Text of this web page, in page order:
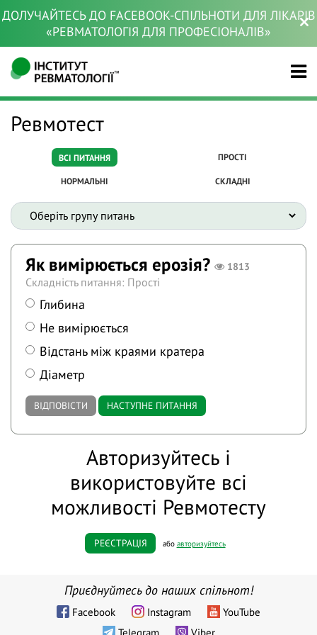
ДОЛУЧАЙТЕСЬ ДО FACEBOOK-СПІЛЬНОТИ ДЛЯ ЛІКАРІВ
«РЕВМАТОЛОГІЯ ДЛЯ ПРОФЕСІОНАЛІВ»
Ревмотест
ВСІ ПИТАННЯ ПРОСТІ
НОРМАЛЬНІ СКЛАДНІ
Як вимірюється ерозія? 1813
Складність питання: Прості
Глибина
Не вимірюється
Відстань між краями кратера
Діаметр
ВІДПОВІСТИ НАСТУПНЕ ПИТАННЯ
Авторизуйтесь і
використовуйте всі
можливості Ревмотесту
РЕЄСТРАЦІЯ або авторизуйтесь
Приєднуйтесь до наших спільнот!
Facebook Instagram
YouTube